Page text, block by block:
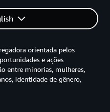
orientada pelos
e ações
entre minorias, mulheres,
identidade de gênero,